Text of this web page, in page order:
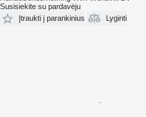
Susisiekite su pardavėju
Įtraukti į parankinius
Lyginti